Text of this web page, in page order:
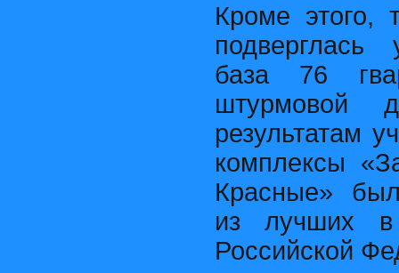
Кроме этого,
подверглась
база 76
результатам
комплексы
Красные»
из лучших в
Российской